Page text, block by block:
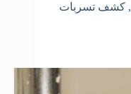
, كشف تسربات